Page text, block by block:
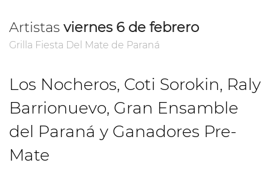
Artistas viernes 6 de febrero
Grilla Fiesta Del Mate de Paraná
Los Nocheros, Coti Sorokin, Raly
Barrionuevo, Gran Ensamble
del Paraná y Ganadores Pre-
Mate